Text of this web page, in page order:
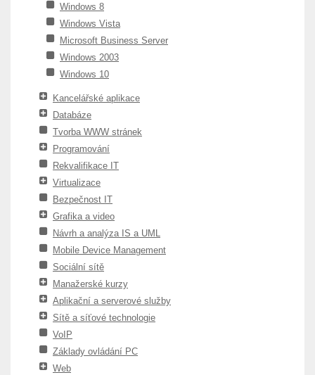
Windows 8
Windows Vista
Microsoft Business Server
Windows 2003
Windows 10
Kancelářské aplikace
Databáze
Tvorba WWW stránek
Programování
Rekvalifikace IT
Virtualizace
Bezpečnost IT
Grafika a video
Návrh a analýza IS a UML
Mobile Device Management
Sociální sítě
Manažerské kurzy
Aplikační a serverové služby
Sítě a síťové technologie
VoIP
Základy ovládání PC
Web